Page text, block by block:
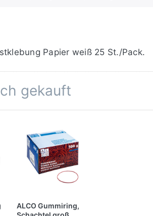
Papier weiß 25 St./Pack.
gekauft
ALCO Gummiring,